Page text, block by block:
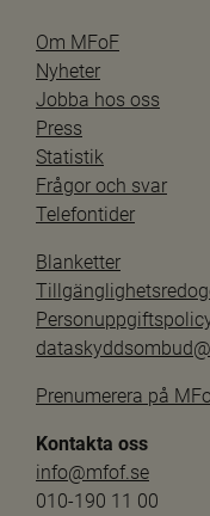
Om MFoF
Nyheter
Jobba hos oss
Press
Statistik
Frågor och svar
Telefontider
Blanketter
Prenumerera på
Kontakta oss
info@mfof.se
010-190 11 00